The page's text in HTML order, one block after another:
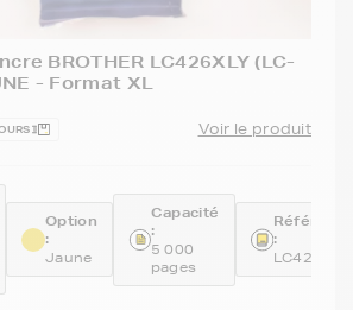
BROTHER LC426XLY (LC-
- Format XL
Voir le produit
Option
:
Jaune
Capacité
:
5 000
pages
:
LC426XLY